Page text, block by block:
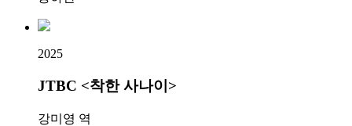
2025
JTBC <착한 사나이>
강미영 역